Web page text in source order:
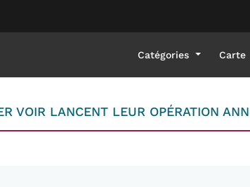
Catégories Carte
VOIR LANCENT LEUR OPÉRATION